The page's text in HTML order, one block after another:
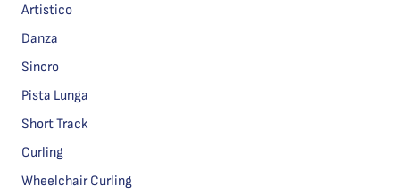
Artistico
Danza
Sincro
Pista Lunga
Short Track
Curling
Wheelchair Curling